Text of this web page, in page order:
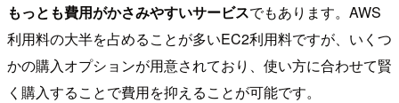
もっとも費用がかさみやすいサービスでもあります。AWS
利用料の大半を占めることが多いEC2利用料ですが、いくつ
かの購入オプションが用意されており、使い方に合わせて賢
く購入することで費用を抑えることが可能です。